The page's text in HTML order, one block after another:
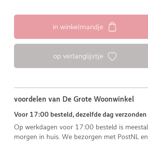
in winkelmandje
op verlanglijstje
voordelen van De Grote Woonwinkel
Voor 17:00 besteld, dezelfde dag verzonden
Op werkdagen voor 17:00 besteld is meestal
morgen in huis. We bezorgen met PostNL en